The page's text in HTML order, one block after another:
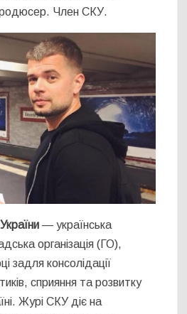
Член СКУ.
— українська
організація (ГО),
задля консолідації
сприяння та розвитку
Журі СКУ діє на